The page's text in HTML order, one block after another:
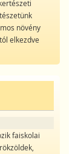
növény
elkezdve
faiskolai